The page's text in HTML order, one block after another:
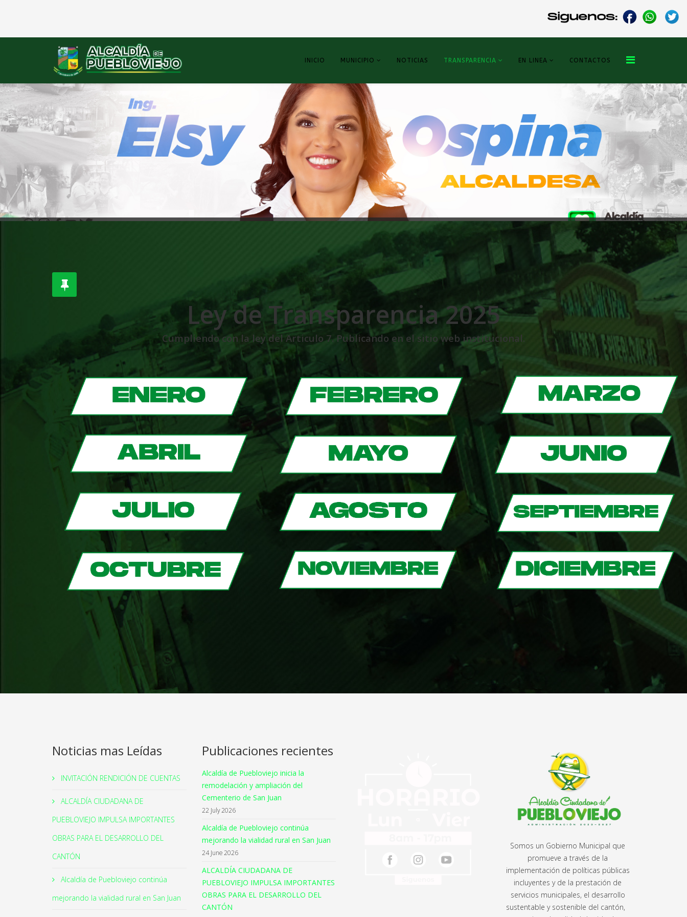
INICIO MUNICIPIO NOTICIAS TRANSPARENCIA EN LINEA CONTACTOS
Ley de Transparencia 2025
Cumpliendo con la ley del Articulo 7. Publicando en el sitio web institucional.
Noticias mas Leídas
INVITACIÓN RENDICIÓN DE CUENTAS
ALCALDÍA CIUDADANA DE
PUEBLOVIEJO IMPULSA IMPORTANTES
OBRAS PARA EL DESARROLLO DEL
CANTÓN
Alcaldía de Puebloviejo continúa
mejorando la vialidad rural en San Juan
Publicaciones recientes
Alcaldía de Puebloviejo inicia la
remodelación y ampliación del
Cementerio de San Juan
22 July 2026
Alcaldía de Puebloviejo continúa
mejorando la vialidad rural en San Juan
24 June 2026
ALCALDÍA CIUDADANA DE
PUEBLOVIEJO IMPULSA IMPORTANTES
OBRAS PARA EL DESARROLLO DEL
CANTÓN
Somos un Gobierno Municipal que
promueve a través de la
implementación de políticas públicas
incluyentes y de la prestación de
servicios municipales, el desarrollo
sustentable y sostenible del cantón,